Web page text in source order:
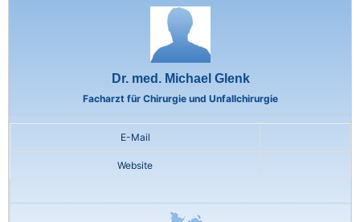
Dr. med. Michael Glenk
Facharzt für Chirurgie und Unfallchirurgie
E-Mail
Website